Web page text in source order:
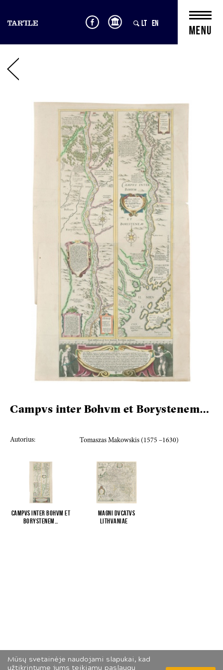
Mūsų svetainėje naudojami slapukai, kad
užtikrintume jums teikiamų paslaugų
LT EN
Campvs inter Bohvm et Borystenem…
Autorius: Tomaszas Makowskis (1575 –1630)
Campvs inter Bohvm et
Borystenem…
Magni Dvcatvs
Lithvaniae